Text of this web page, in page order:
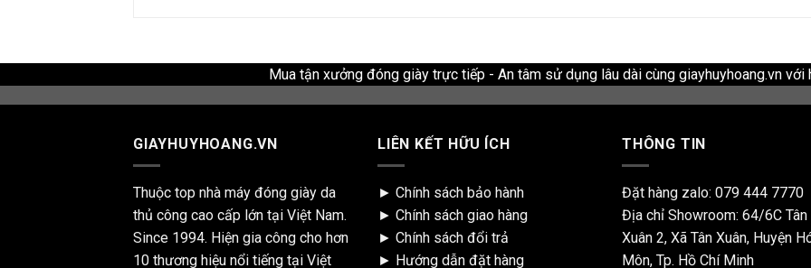
Mua tận xưởng đóng giày trực tiếp - An tâm sử dụng lâu dài cùng giayhuyhoang.vn với
GIAYHUYHOANG.VN
Thuộc top nhà máy đóng giày da
thủ công cao cấp lớn tại Việt Nam.
Since 1994. Hiện gia công cho hơn
10 thương hiệu nổi tiếng tại Việt
LIÊN KẾT HỮU ÍCH
► Chính sách bảo hành
► Chính sách giao hàng
► Chính sách đổi trả
► Hướng dẫn đặt hàng
THÔNG TIN
Đặt hàng zalo: 079 444 7770
Địa chỉ Showroom: 64/6C Tân
Xuân 2, Xã Tân Xuân, Huyện
Môn, Tp. Hồ Chí Minh